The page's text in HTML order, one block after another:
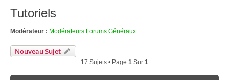
Tutoriels
Modérateur : Modérateurs Forums Généraux
Nouveau Sujet
17 Sujets • Page 1 Sur 1